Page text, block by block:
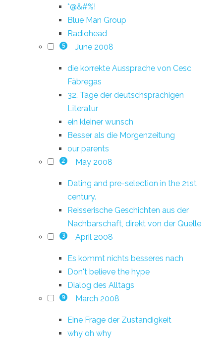
*@&#%!
Blue Man Group
Radiohead
5 June 2008
die korrekte Aussprache von Cesc
Fàbregas
32. Tage der deutschsprachigen
Literatur
ein kleiner wunsch
Besser als die Morgenzeitung
our parents
2 May 2008
Dating and pre-selection in the 21st
century.
Reisserische Geschichten aus der
Nachbarschaft, direkt von der Quelle
3 April 2008
Es kommt nichts besseres nach
Don't believe the hype
Dialog des Alltags
9 March 2008
Eine Frage der Zuständigkeit
why oh why